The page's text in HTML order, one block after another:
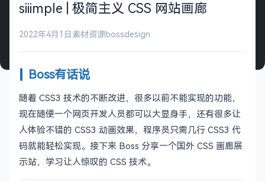
siiimple | 极简主义 CSS 网站画廊
2022年4月1日 素材资源bossdesign
Boss有话说
随着 CSS3 技术的不断改进，很多以前不能实现的功能，
现在随便一个网页开发人员都可以大显身手，还有很多让
人体验不错的 CSS3 动画效果，程序员只需几行 CSS3 代
码就能轻松实现。接下来 Boss 分享一个国外 CSS 画廊展
示站，学习让人惊叹的 CSS 技术。